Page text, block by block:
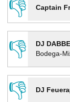
👎
Captain
👎
DJ
Bodega-
👎
DJ